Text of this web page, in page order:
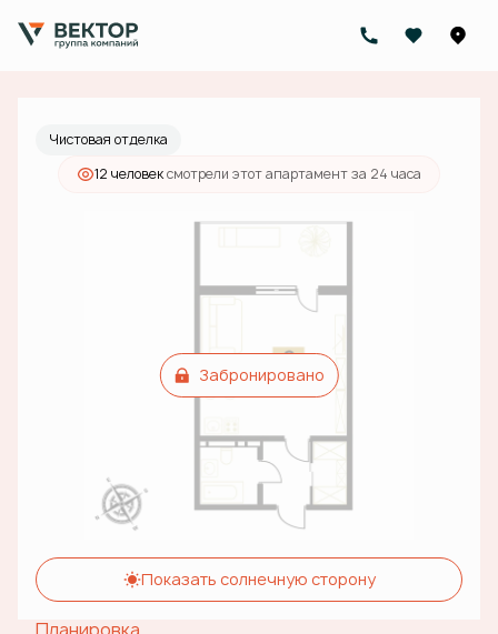
Студия39.9 м Цена по запросу
Чистовая отделка
12 человексмотрели этот апартамент за 24 часа
Забронировано
Показать солнечную сторону